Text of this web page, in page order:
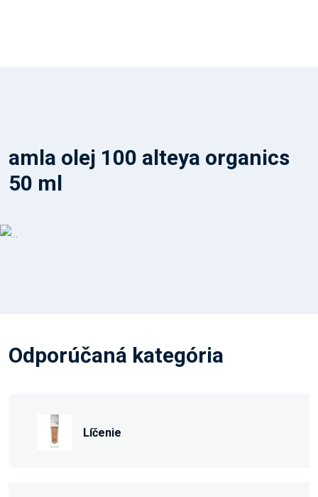
amla olej 100 alteya organics
50 ml
Odporúčaná kategória
Líčenie